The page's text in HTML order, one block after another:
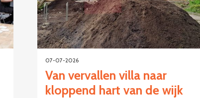
07-07-2026
Van vervallen villa naar
kloppend hart van de wijk